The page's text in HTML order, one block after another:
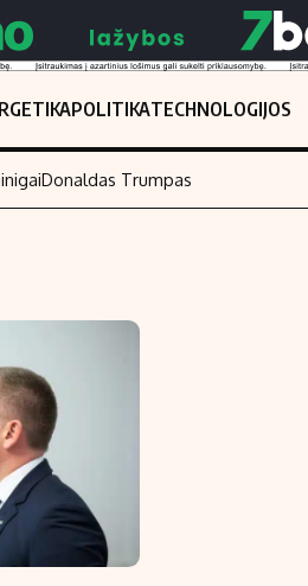
POLITIKATECHNOLOGIJOS
Nedarbo išmokos skaičiuoklė
Indėlių skaičiuoklė
Įdomios naujienos
Donaldas Trumpas